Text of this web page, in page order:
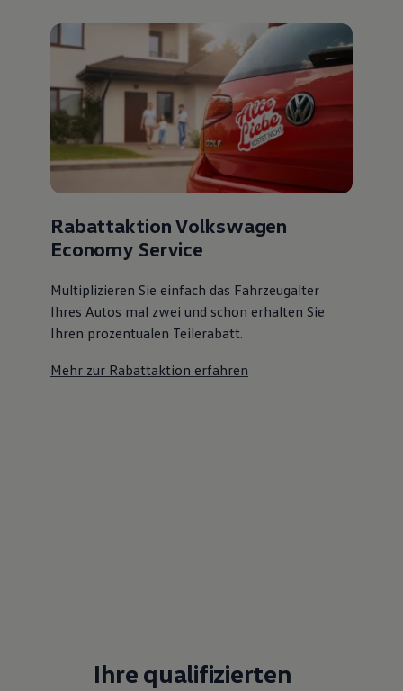
Rabattaktion Volkswagen
Economy Service
Multiplizieren Sie einfach das Fahrzeugalter
Ihres Autos mal zwei und schon erhalten Sie
Ihren prozentualen Teilerabatt.
Mehr zur Rabattaktion erfahren
Ihre qualifizierten